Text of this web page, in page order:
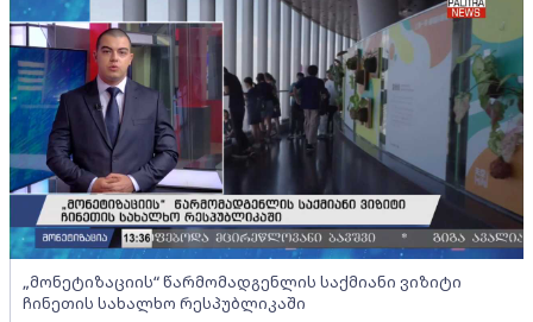
„მონეტიზაციის“ წარმომადგენლის საქმიანი ვიზიტი
ჩინეთის სახალხო რესპუბლიკაში